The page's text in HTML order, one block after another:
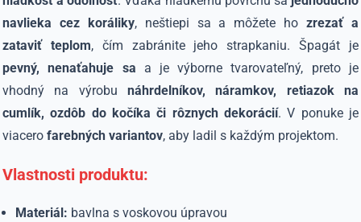
navlieka cez koráliky, neštiepi sa a môžete ho zrezať a
zataviť teplom, čím zabránite jeho strapkaniu. Špagát je
pevný, nenaťahuje sa a je výborne tvarovateľný, preto je
vhodný na výrobu náhrdelníkov, náramkov, retiazok na
cumlík, ozdôb do kočíka či rôznych dekorácií. V ponuke je
viacerofarebných variantov, aby ladil s každým projektom.
Vlastnosti produktu:
Materiál: bavlna s voskovou úpravou